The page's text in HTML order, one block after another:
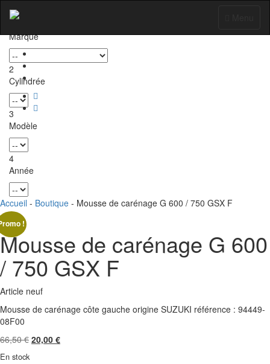
Marque
2
Cylindrée
3
Modèle
4
Année
Accueil - Boutique - Mousse de carénage G 600 / 750 GSX F
!
Mousse de carénage G 600
/ 750 GSX F
Article neuf
Mousse de carénage côte gauche origine SUZUKI référence : 94449-
08F00
66,50€ Le
20,00 €Le
En stock